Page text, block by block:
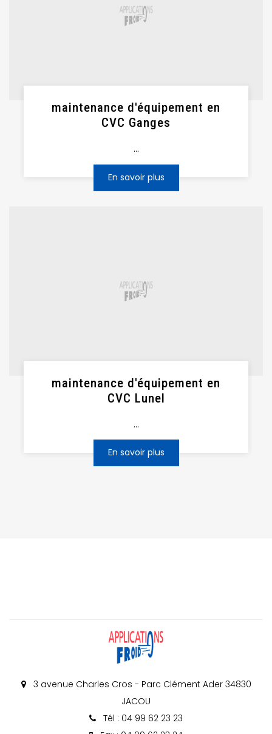
maintenance d'équipement en
CVC Ganges
...
En savoir plus
maintenance d'équipement en
CVC Lunel
...
En savoir plus
3 avenue Charles Cros - Parc Clément Ader 34830
JACOU
Tél : 04 99 62 23 23